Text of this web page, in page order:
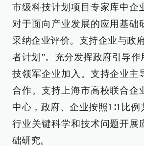
市级科技计划项目专家库中企
对于面向产业发展的应用基础
采纳企业评价。支持企业与政
者计划”。充分发挥政府引导
技领军企业加入。支持企业主
合作。支持上海市高校联合企
中心，政府、企业按照1∶1比
行业关键科学和技术问题开展
础研究。